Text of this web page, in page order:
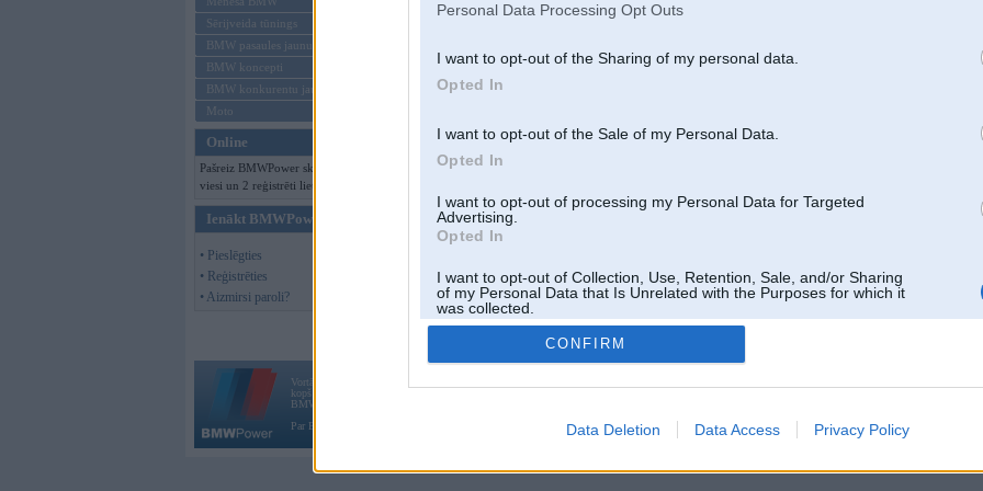
Personal Data Processing Opt Outs
I want to opt-out of the Sharing of my personal data.
Opted In
I want to opt-out of the Sale of my Personal Data.
Opted In
I want to opt-out of processing my Personal Data for Targeted
Advertising.
Opted In
I want to opt-out of Collection, Use, Retention, Sale, and/or Sharing
of my Personal Data that Is Unrelated with the Purposes for which it
was collected.
Opted Out
CONFIRM
Data Deletion Data Access Privacy Policy
Sērijveida tūnings
BMW pasaules jaunumi
BMW koncepti
BMW konkurentu jaunumi
Moto
Online
Pašreiz BMWPower skatās 114
viesi un 2 reģistrēti lietotāji.
Ienākt BMWPower
• Pieslēgties
• Reģistrēties
• Aizmirsi paroli?
Vortāls BMWPower.lv darbojas
kopš 2002. gada 14. maija. Tas nav auto klubs un nav saistīts ar
BMW AG.
Par BMWPower